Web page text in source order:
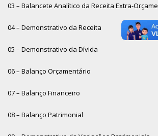
03 – Balancete Analítico da Receita Extra-
04 – Demonstrativo da Receita
05 – Demonstrativo da Dívida
06 – Balanço Orçamentário
07 – Balanço Financeiro
08 – Balanço Patrimonial